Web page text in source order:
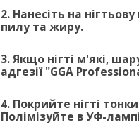
2. Нанесіть на
пилу та жиру.
3. Якщо нігті м'які,
адгезії "GGA
4. Покрийте нігті
Полімізуйте в УФ-